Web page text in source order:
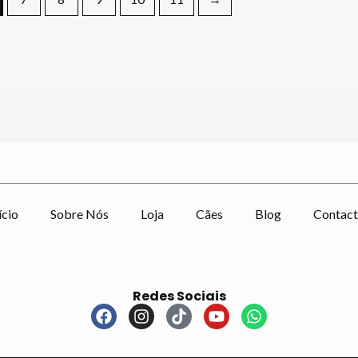
Sobre Nós Loja Cães Blog
Redes Sociais
F
a
I
n
T
i
Y
o
W
h